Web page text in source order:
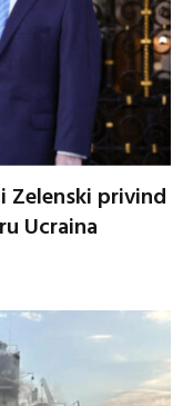
Zelenski privind
Ucraina